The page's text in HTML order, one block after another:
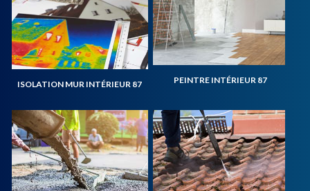
ISOLATION MUR INTÉRIEUR 87 PEINTRE INTÉRIEUR 87